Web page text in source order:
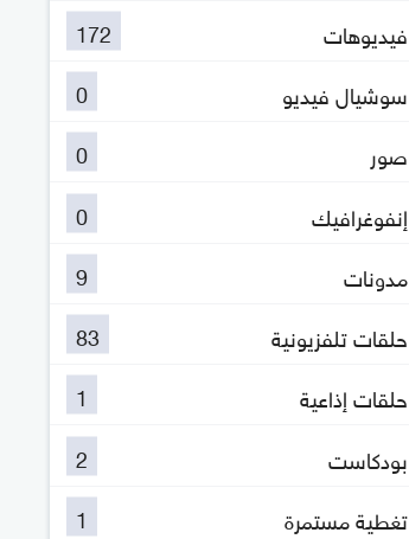
فيديوهات
172
سوشيال فيديو
0
صور
0
إنفوغرافيك
0
مدونات
9
حلقات تلفزيونية
83
حلقات إذاعية
1
بودكاست
2
تغطية مستمرة
1